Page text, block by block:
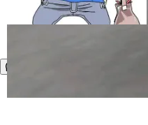
x / Windows / Harmony PC
x / Harmony PC curl -fsSL
文窗口。随着项目规模的持续
不断累积，代码仓中的模块关
务逻辑等关键信息往往分散于
件之中，形成高度复杂的知识